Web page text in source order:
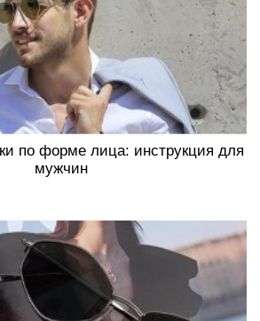
по форме лица: инструкция для
мужчин